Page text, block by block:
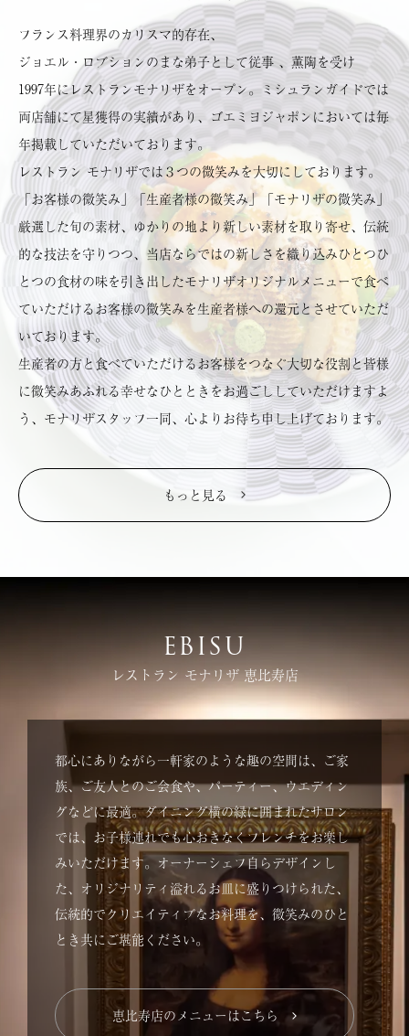
フランス料理界のカリスマ的存在、
ジョエル・ロブションのまな弟子として従事 、薫陶を受け
1997年にレストランモナリザをオープン。ミシュランガイドでは
両店舗にて星獲得の実績があり、ゴエミヨジャポンにおいては毎
年掲載していただいております。
レストラン モナリザでは３つの微笑みを大切にしております。
「お客様の微笑み」「生産者様の微笑み」「モナリザの微笑み」
厳選した旬の素材、ゆかりの地より新しい素材を取り寄せ、伝統
的な技法を守りつつ、当店ならではの新しさを織り込みひとつひ
とつの食材の味を引き出したモナリザオリジナルメニューで食べ
ていただけるお客様の微笑みを生産者様への還元とさせていただ
いております。
生産者の方と食べていただけるお客様をつなぐ大切な役割と皆様
に微笑みあふれる幸せなひとときをお過ごししていただけますよ
う、モナリザスタッフ一同、心よりお待ち申し上げております。
もっと見る
EBISU
レストラン モナリザ 恵比寿店
都心にありながら一軒家のような趣の空間は、ご家
族、ご友人とのご会食や、パーティー、ウエディン
グなどに最適。ダイニング横の緑に囲まれたサロン
では、お子様連れでも心おきなくフレンチをお楽し
みいただけます。オーナーシェフ自らデザインし
た、オリジナリティ溢れるお皿に盛りつけられた、
伝統的でクリエイティブなお料理を、微笑みのひと
とき共にご堪能ください。
恵比寿店のメニューはこちら